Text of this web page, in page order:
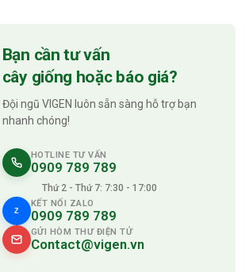
Bạn cần tư vấn
cây giống hoặc báo giá?
Đội ngũ VIGEN luôn sẵn sàng hỗ trợ bạn
nhanh chóng!
HOTLINE TƯ VẤN
0909 789 789
Thứ 2 - Thứ 7: 7:30 - 17:00
Z
KẾT NỐI ZALO
0909 789 789
GỬI HÒM THƯ ĐIỆN TỬ
Contact@vigen.vn